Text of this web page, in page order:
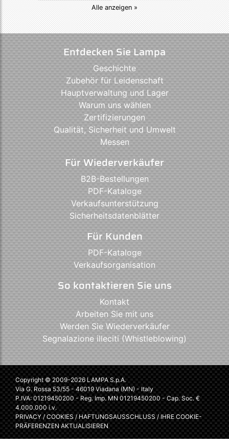
Alle anzeigen »
Entdecken Sie Lampa
Geschichte
Zubehör für Leidenschaft
Hauptverwaltung und Lager
Warum uns wählen
Zertifizierungen
Qualität, Sicherheit und Umwelt
Messen
Für Wiederverkäufer
B2B-Bestellungen
PDF-Kataloge
Verkaufsunterstützung
Sicherheitsdatenblätter
Für Kunden
PDF-Kataloge
Verkaufsorganisation
So kontaktieren Sie uns
Kontakt
Arbeiten Sie mit uns
Werden Sie Wiederverkäufer
Segnalazione illeciti (Whistleblowing)
Copyright © 2009-2026 LAMPA S.p.A.
Via G. Rossa 53/55 - 46019 Viadana (MN) - Italy
P.IVA: 01219450200 - Reg. Imp. MN 01219450200 - Cap. Soc. €
4.000.000 i.v.
PRIVACY/COOKIES/HAFTUNGSAUSSCHLUSS/IHRE COOKIE-
PRÄFERENZEN AKTUALISIEREN